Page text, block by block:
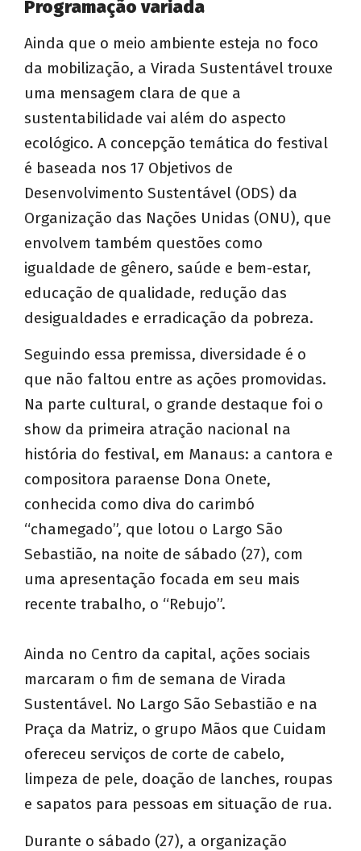
Programação variada
Ainda que o meio ambiente esteja no foco
da mobilização, a Virada Sustentável trouxe
uma mensagem clara de que a
sustentabilidade vai além do aspecto
ecológico. A concepção temática do festival
é baseada nos 17 Objetivos de
Desenvolvimento Sustentável (ODS) da
Organização das Nações Unidas (ONU), que
envolvem também questões como
igualdade de gênero, saúde e bem-estar,
educação de qualidade, redução das
desigualdades e erradicação da pobreza.
Seguindo essa premissa, diversidade é o
que não faltou entre as ações promovidas.
Na parte cultural, o grande destaque foi o
show da primeira atração nacional na
história do festival, em Manaus: a cantora e
compositora paraense Dona Onete,
conhecida como diva do carimbó
“chamegado”, que lotou o Largo São
Sebastião, na noite de sábado (27), com
uma apresentação focada em seu mais
recente trabalho, o “Rebujo”.
Ainda no Centro da capital, ações sociais
marcaram o fim de semana de Virada
Sustentável. No Largo São Sebastião e na
Praça da Matriz, o grupo Mãos que Cuidam
ofereceu serviços de corte de cabelo,
limpeza de pele, doação de lanches, roupas
e sapatos para pessoas em situação de rua.
Durante o sábado (27), a organização